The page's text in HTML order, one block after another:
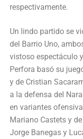
respectivamente.
Un lindo partido se
del Barrio Uno,
vistoso espectáculo
Perfora basó su
y de Cristian
a la defensa del
en variantes
Mariano Castets y
Jorge Banegas y